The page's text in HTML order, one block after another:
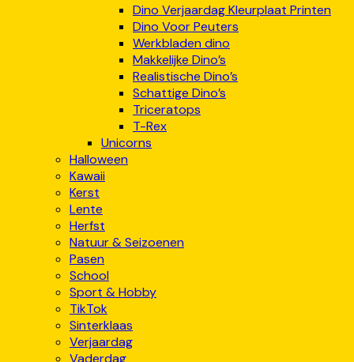
Dino Verjaardag Kleurplaat Printen
Dino Voor Peuters
Werkbladen dino
Makkelijke Dino’s
Realistische Dino’s
Schattige Dino’s
Triceratops
T-Rex
Unicorns
Halloween
Kawaii
Kerst
Lente
Herfst
Natuur & Seizoenen
Pasen
School
Sport & Hobby
TikTok
Sinterklaas
Verjaardag